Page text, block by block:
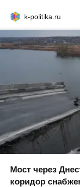
k-politika.ru
Мост через
коридор